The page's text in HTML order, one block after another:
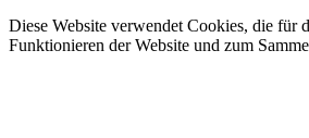
Diese Website verwendet Cookies, die für
Funktionieren der Website und zum